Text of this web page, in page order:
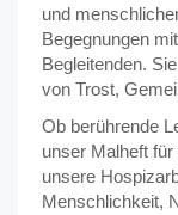
und
Begegnungen
Begleitenden.
von Trost,
Ob berührende
unser Malheft
unsere
Menschlichkeit,